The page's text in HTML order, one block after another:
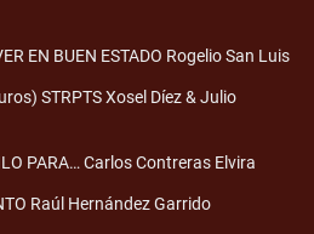
EN BUEN ESTADO Rogelio San Luis
STRPTS Xosel Díez & Julio
PARA… Carlos Contreras Elvira
Raúl Hernández Garrido